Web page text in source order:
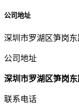
公司地址
深圳市罗湖区笋岗
公司地址
深圳市罗湖区笋岗
联系电话